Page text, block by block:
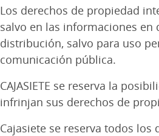
Los derechos de propiedad
salvo en las informaciones
distribución, salvo para uso
comunicación pública.
CAJASIETE se reserva la
infrinjan sus derechos de
Cajasiete se reserva todos